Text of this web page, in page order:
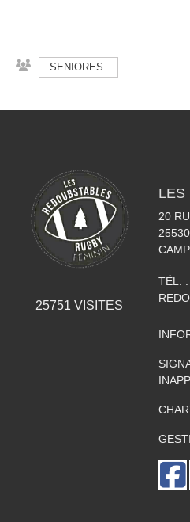
SENIORES
25751 VISITES
LES
20
25530
CAMP
TÉL. :